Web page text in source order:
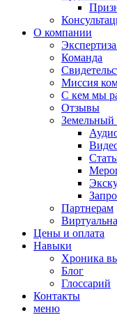
О компании
Команда
Миссия
С кем мы
Отзывы
Партнерам
Цены и оплата
Навыки
Хроника
Блог
Глоссарий
Контакты
меню